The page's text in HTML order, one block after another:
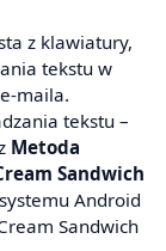
z klawiatury,
tekstu w
maila.
tekstu –
Metoda
Sandwich
Android
Sandwich